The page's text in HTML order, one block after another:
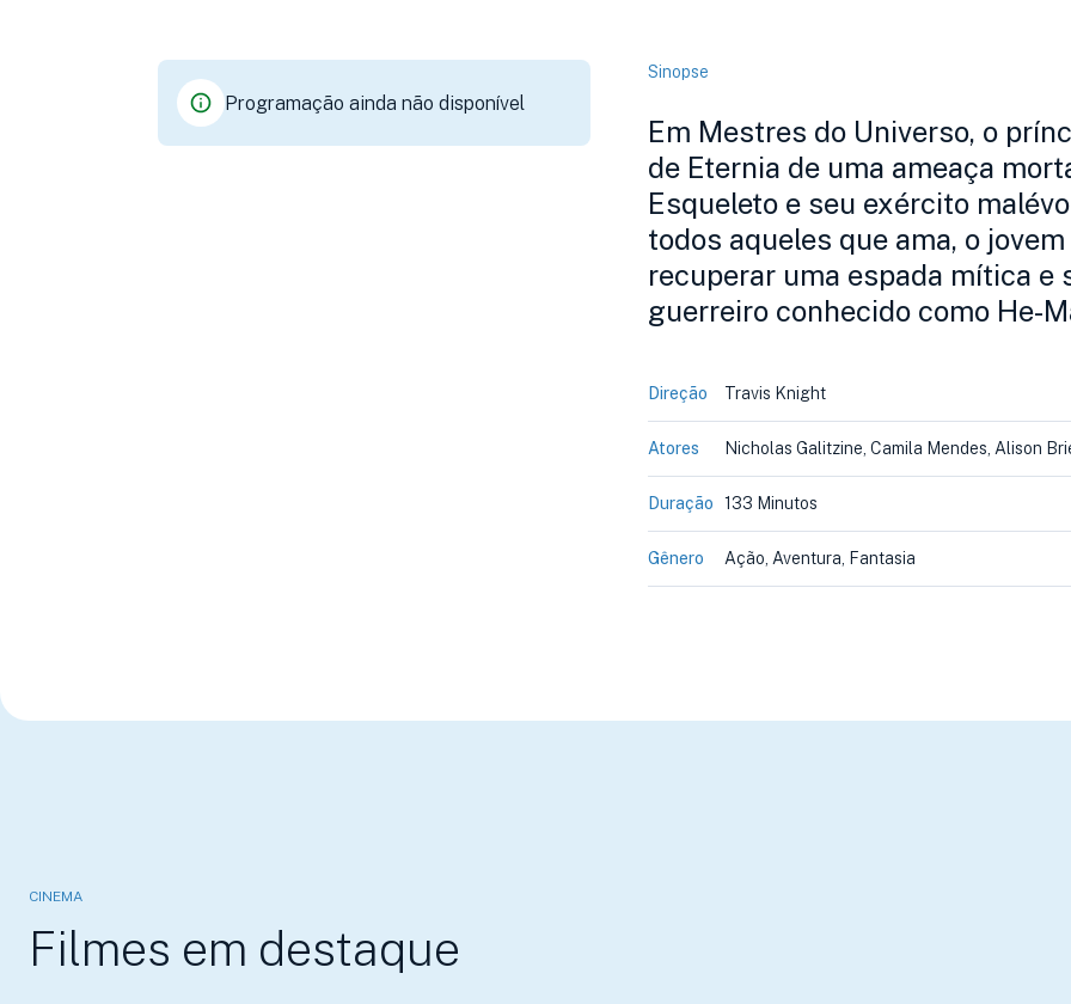
Programação ainda não disponível
Sinopse
Em Mestres do Universo, o
de Eternia de uma ameaça
Esqueleto e seu exército
todos aqueles que ama, o
recuperar uma espada mítica e
guerreiro conhecido como He-
Direção Travis Knight
Atores Nicholas Galitzine, Camila Mendes, Alison
Duração 133 Minutos
Gênero Ação, Aventura, Fantasia
CINEMA
Filmes em destaque